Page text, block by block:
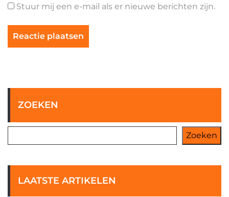
Stuur mij een e-mail als er nieuwe berichten zijn.
ZOEKEN
Zoeken
LAATSTE ARTIKELEN